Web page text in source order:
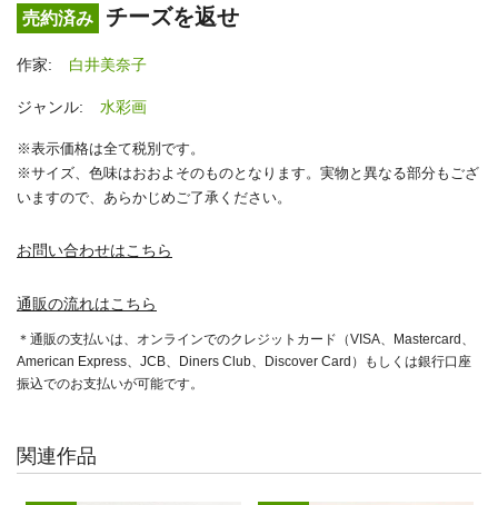
売約済み チーズを返せ
作家: 白井美奈子
ジャンル: 水彩画
※表示価格は全て税別です。
※サイズ、色味はおおよそのものとなります。実物と異なる部分もござ
いますので、あらかじめご了承ください。
お問い合わせはこちら
通販の流れはこちら
＊通販の支払いは、オンラインでのクレジットカード（VISA、Mastercard、
American Express、JCB、Diners Club、Discover Card）もしくは銀行口座
振込でのお支払いが可能です。
関連作品